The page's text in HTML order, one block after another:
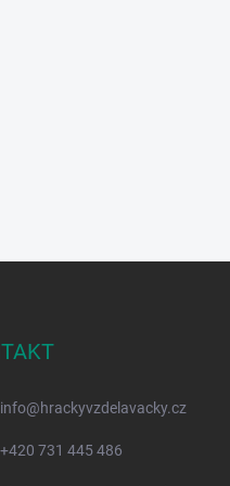
info@hrackyvzdelavacky.cz
+420 731 445 486